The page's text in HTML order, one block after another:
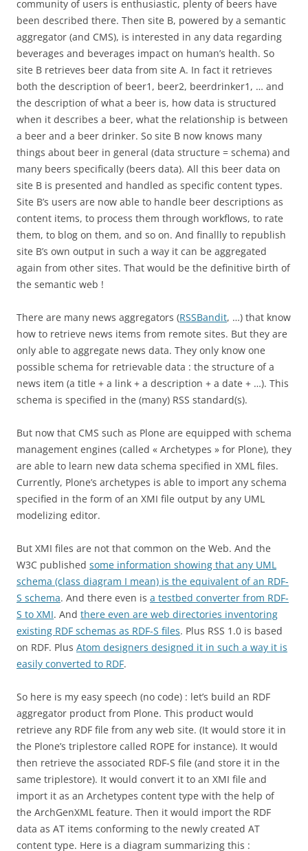
community of users is enthusiastic, plenty of beers have
been described there. Then site B, powered by a semantic
aggregator (and CMS), is interested in any data regarding
beverages and beverages impact on human’s health. So
site B retrieves beer data from site A. In fact it retrieves
both the description of beer1, beer2, beerdrinker1, … and
the description of what a beer is, how data is structured
when it describes a beer, what the relationship is between
a beer and a beer drinker. So site B now knows many
things about beer in general (data structure = schema) and
many beers specifically (beers data). All this beer data on
site B is presented and handled as specific content types.
Site B’s users are now able to handle beer descriptions as
content items, to process them through workflows, to rate
them, to blog on them, and so on. And finallly to republish
site B’s own output in such a way it can be aggregated
again from other sites. That would be the definitive birth of
the semantic web !
There are many news aggregators (RSSBandit, …) that know
how to retrieve news items from remote sites. But they are
only able to aggregate news data. They only know one
possible schema for retrievable data : the structure of a
news item (a title + a link + a description + a date + …). This
schema is specified in the (many) RSS standard(s).
But now that CMS such as Plone are equipped with schema
management engines (called « Archetypes » for Plone), they
are able to learn new data schema specified in XML files.
Currently, Plone’s archetypes is able to import any schema
specified in the form of an XMI file output by any UML
modelizing editor.
But XMI files are not that common on the Web. And the
W3C published some information showing that any UML
schema (class diagram I mean) is the equivalent of an RDF-
S schema. And there even is a testbed converter from RDF-
S to XMI. And there even are web directories inventoring
existing RDF schemas as RDF-S files. Plus RSS 1.0 is based
on RDF. Plus Atom designers designed it in such a way it is
easily converted to RDF.
So here is my easy speech (no code) : let’s build an RDF
aggregator product from Plone. This product would
retrieve any RDF file from any web site. (It would store it in
the Plone’s triplestore called ROPE for instance). It would
then retrieve the associated RDF-S file (and store it in the
same triplestore). It would convert it to an XMI file and
import it as an Archetypes content type with the help of
the ArchGenXML feature. Then it would import the RDF
data as AT items conforming to the newly created AT
content type. Here is a diagram summarizing this :